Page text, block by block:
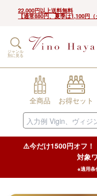
22,000円以上送料無料
【通常880円、夏季は1,100円（
ジャンル
別に見る
全商品 お得セット
⚠️今だけ1500円オフ！
対象
※適用条